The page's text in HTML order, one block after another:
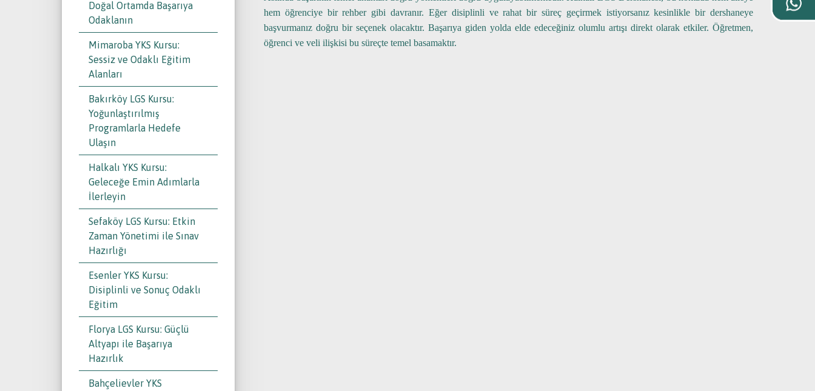
Doğal Ortamda Başarıya
Odaklanın
Mimaroba YKS Kursu:
Sessiz ve Odaklı Eğitim
Alanları
Bakırköy LGS Kursu:
Yoğunlaştırılmış
Programlarla Hedefe
Ulaşın
Halkalı YKS Kursu:
Geleceğe Emin Adımlarla
İlerleyin
Sefaköy LGS Kursu: Etkin
Zaman Yönetimi ile Sınav
Hazırlığı
Esenler YKS Kursu:
Disiplinli ve Sonuç Odaklı
Eğitim
Florya LGS Kursu: Güçlü
Altyapı ile Başarıya
Hazırlık
Bahçelievler YKS
hem öğrenciye bir rehber gibi davranır. Eğer disiplinli ve rahat bir süreç geçirmek istiyorsanız kesinlikle bir dershaneye
başvurmanız doğru bir seçenek olacaktır. Başarıya giden yolda elde edeceğiniz olumlu artışı direkt olarak etkiler. Öğretmen,
öğrenci ve veli ilişkisi bu süreçte temel basamaktır.